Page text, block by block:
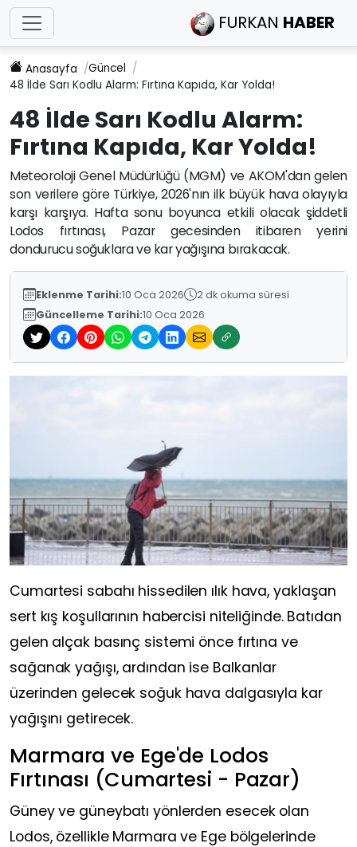
FURKAN HABER
Anasayfa
Güncel
48 İlde Sarı Kodlu Alarm: Fırtına Kapıda, Kar Yolda!
48 İlde Sarı Kodlu Alarm:
Fırtına Kapıda, Kar Yolda!
Meteoroloji Genel Müdürlüğü (MGM) ve AKOM'dan gelen
son verilere göre Türkiye, 2026'nın ilk büyük hava olayıyla
karşı karşıya. Hafta sonu boyunca etkili olacak şiddetli
Lodos fırtınası, Pazar gecesinden itibaren yerini
dondurucu soğuklara ve kar yağışına bırakacak.
Eklenme Tarihi:10 Oca 2026
2 dk okuma süresi
Güncelleme Tarihi:10 Oca 2026
Cumartesi sabahı hissedilen ılık hava, yaklaşan
sert kış koşullarının habercisi niteliğinde. Batıdan
gelen alçak basınç sistemi önce fırtına ve
sağanak yağışı, ardından ise Balkanlar
üzerinden gelecek soğuk hava dalgasıyla kar
yağışını getirecek.
Marmara ve Ege'de Lodos
Fırtınası (Cumartesi - Pazar)
Güney ve güneybatı yönlerden esecek olan
Lodos, özellikle Marmara ve Ege bölgelerinde